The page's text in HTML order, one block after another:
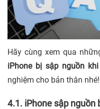
Hãy cùng xem qua
iPhone bị sập nguồn
nghiệm cho bản thân nhé!
4.1. iPhone sập nguồn